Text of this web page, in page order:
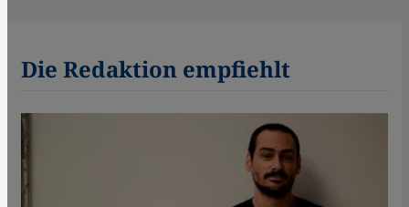
Die Redaktion empfiehlt